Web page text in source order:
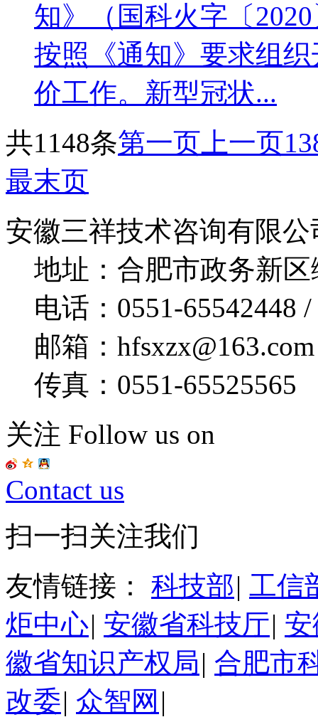
知》（国科火字〔
按照《通知》要求组
价工作。新型冠状...
共1148条第一页 上一页
最末页
安徽三祥技术咨询有限公
地址：合肥市政务新
电话：0551-65542448
邮箱：hfsxzx@163.com
传真：0551-65525565
关注 Follow us on
Contact us
扫一扫关注我们
友情链接：
科技部| 工信
炬中心| 安徽省科技厅|
徽省知识产权局| 合肥市
改委| 众智网 |